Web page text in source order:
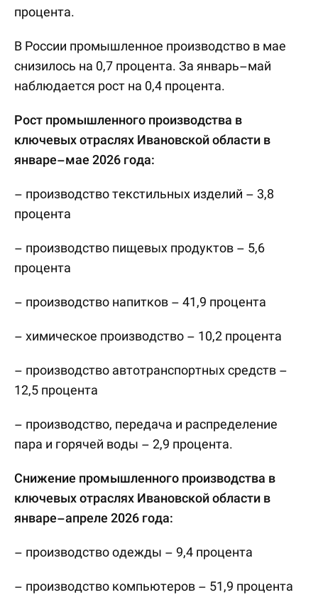
процента.
В России промышленное производство в мае
снизилось на 0,7 процента. За январь–май
наблюдается рост на 0,4 процента.
Рост промышленного производства в
ключевых отраслях Ивановской области в
январе–мае 2026 года:
– производство текстильных изделий – 3,8
процента
– производство пищевых продуктов – 5,6
процента
– производство напитков – 41,9 процента
– химическое производство – 10,2 процента
– производство автотранспортных средств –
12,5 процента
– производство, передача и распределение
пара и горячей воды – 2,9 процента.
Снижение промышленного производства в
ключевых отраслях Ивановской области в
январе–апреле 2026 года:
– производство одежды – 9,4 процента
– производство компьютеров – 51,9 процента